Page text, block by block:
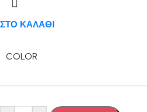
ΣΤΟ ΚΑΛΑΘΙ
COLOR